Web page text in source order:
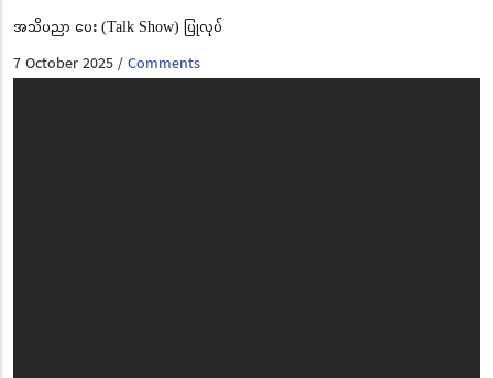
အသိပညာ ပေး (Talk Show) ပြုလုပ်
7 October 2025/Comments